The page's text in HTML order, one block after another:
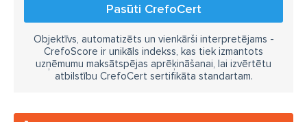
Pasūti CrefoCert
Objektīvs, automatizēts un vienkārši interpretējams -
CrefoScore ir unikāls indekss, kas tiek izmantots
uzņēmumu maksātspējas aprēķināšanai, lai izvērtētu
atbilstību CrefoCert sertifikāta standartam.